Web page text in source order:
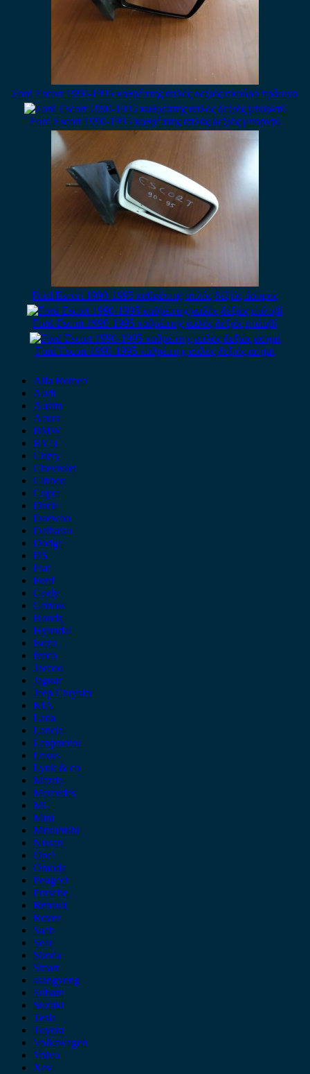
Ford Escort 1990-1995 καθρέπτης απλός δεξιός σκούρο πράσινο
Ford Escort 1990-1995 καθρέπτης απλός δεξιός μπορντό
Ford Escort 1990-1995 καθρέπτης απλός δεξιός άσπρος
Ford Escort 1990-1995 καθρέπτης απλός δεξιός μολυβί
Ford Escort 1990-1995 καθρέπτης απλός δεξιός ασημί
Alfa Romeo
Audi
Austin
Acura
BMW
BYD
Chery
Chevrolet
Citroen
Cupra
Dacia
Daewoo
Daihatsu
Dodge
DS
Fiat
Ford
Geely
Gonow
Honda
Hyundai
Isuzu
iveco
Jaecoo
Jaguar
Jeep Chrysler
KIA
Lada
Lancia
Leapmotor
Lexus
Lynk & co
Mazda
Mercedes
MG
Mini
Mitsubishi
Nissan
Opel
Omoda
Peugeot
Porsche
Renault
Rover
Saab
Seat
Skoda
Smart
ssangyong
Subaru
Suzuki
Tesla
Toyota
Volkswagen
Volvo
Xev